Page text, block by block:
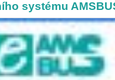
sa pre blízkosť
a
pripojenia rozhodli
Bystrici. Článek
Zúčastnili
ktorí
systému